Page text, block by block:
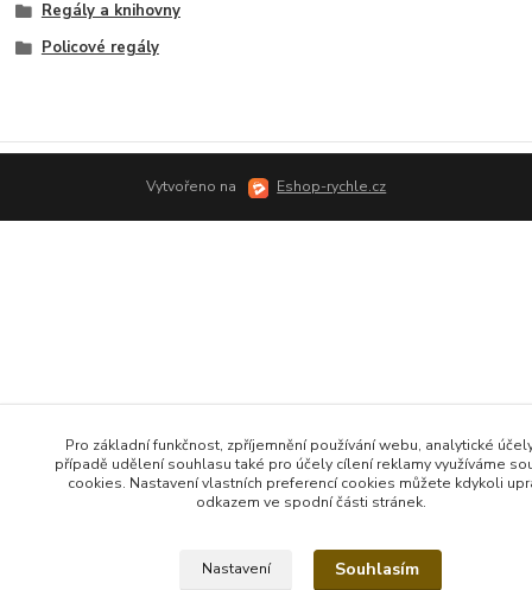
Regály a knihovny
Policové regály
Vytvořeno na Eshop-rychle.cz
Pro základní funkčnost, zpříjemnění používání webu, analytické
případě udělení souhlasu také pro účely cílení reklamy využíváme
cookies. Nastavení vlastních preferencí cookies můžete kdykoli
odkazem ve spodní části stránek.
Nastavení Souhlasím